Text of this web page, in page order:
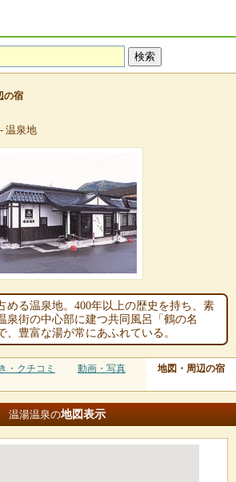
の宿
温泉地
める温泉地。400年以上の歴史を持ち、素
泉街の中心部に建つ共同風呂「鶴の名
、豊富な湯が常にあふれている。
・クチコミ 動画・写真 地図・周辺の宿
温湯温泉の地図表示